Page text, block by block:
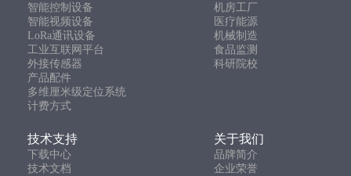
智能控制设备
机房工厂
智能视频设备
医疗能源
LoRa通讯设备
机械制造
工业互联网平台
食品监测
外接传感器
科研院校
产品配件
多维厘米级定位系统
计费方式
技术支持 关于我们
下载中心
品牌简介
技术文档
企业荣誉